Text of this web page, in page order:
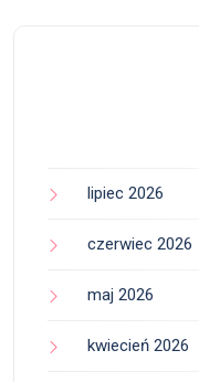
lipiec 2026
czerwiec 2026
maj 2026
kwiecień 2026